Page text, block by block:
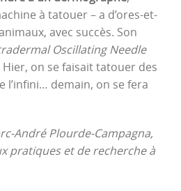
à tatouer – a d’ores-et-
avec succès. Son
Oscillating Needle
Hier, on se faisait tatouer des
l’infini… demain, on se fera
André Plourde-Campagna,
pratiques et de recherche à